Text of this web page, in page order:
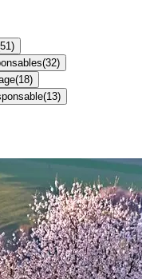
51 )
(32)
(18)
(13)